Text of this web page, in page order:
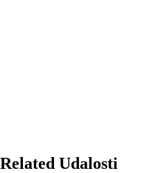
Related Udalosti